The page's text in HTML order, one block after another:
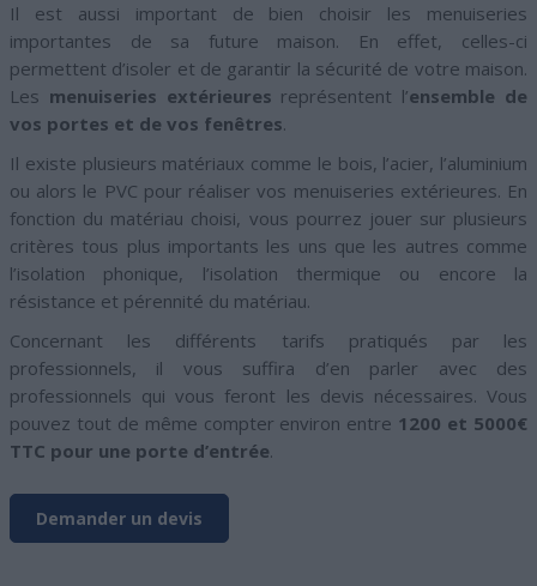
Il est aussi important de bien choisir les menuiseries
importantes de sa future maison. En effet, celles-ci
permettent d’isoler et de garantir la sécurité de votre maison.
Les menuiseries extérieures représentent l’ensemble de
vos portes et de vos fenêtres.
Il existe plusieurs matériaux comme le bois, l’acier, l’aluminium
ou alors le PVC pour réaliser vos menuiseries extérieures. En
fonction du matériau choisi, vous pourrez jouer sur plusieurs
critères tous plus importants les uns que les autres comme
l’isolation phonique, l’isolation thermique ou encore la
résistance et pérennité du matériau.
Concernant les différents tarifs pratiqués par les
professionnels, il vous suffira d’en parler avec des
professionnels qui vous feront les devis nécessaires. Vous
pouvez tout de même compter environ entre 1200 et 5000€
TTC pour une porte d’entrée.
Demander un devis